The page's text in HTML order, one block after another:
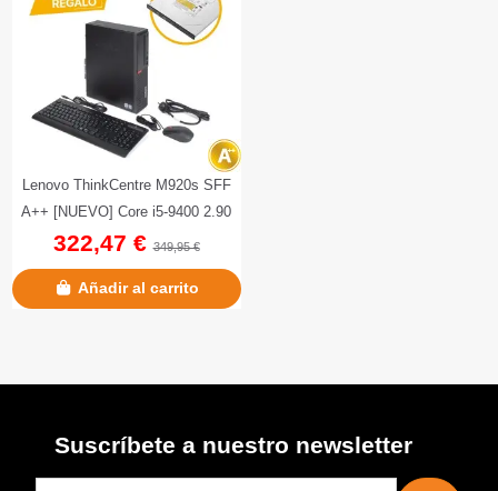
Lenovo ThinkCentre M920s SFF
A++ [NUEVO] Core i5-9400 2.90
GHz | 256 GB SSD | 8 GB DDR4
322,47 €349,95 €
Añadir al carrito
Suscríbete a nuestro newsletter